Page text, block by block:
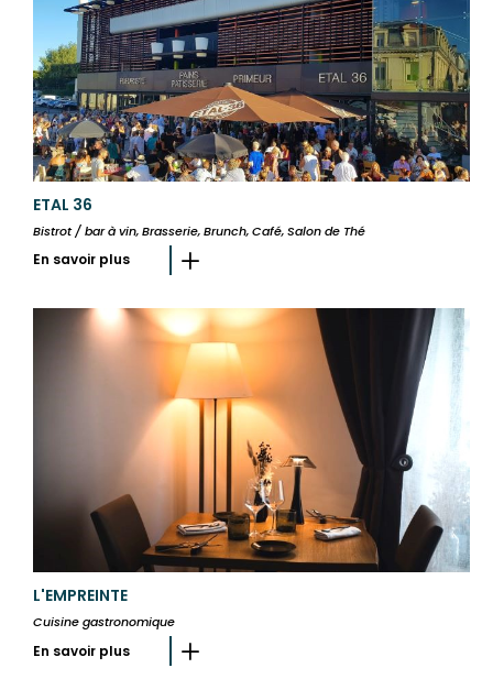
ETAL 36
Bistrot / bar à vin, Brasserie, Brunch, Café, Salon de Thé
En savoir plus
L'EMPREINTE
Cuisine gastronomique
En savoir plus